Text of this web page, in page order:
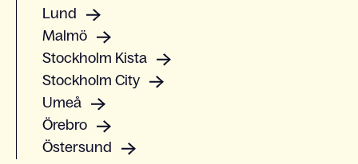
Lund
Malmö
Stockholm Kista
Stockholm City
Umeå
Örebro
Östersund